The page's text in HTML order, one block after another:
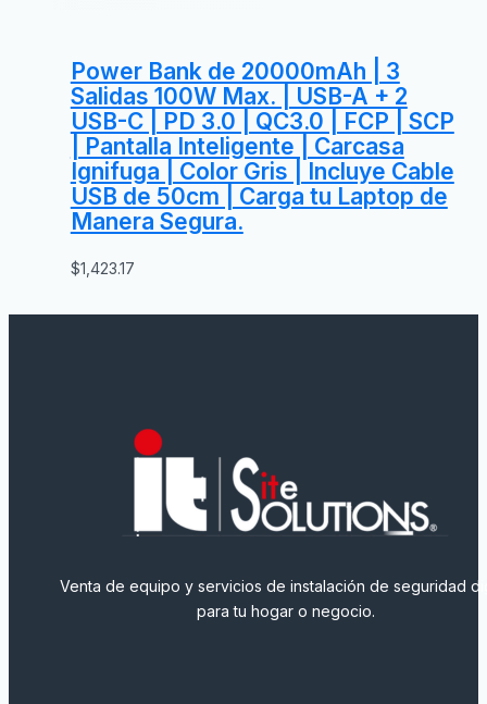
Power Bank de 20000mAh | 3
Salidas 100W Max. | USB-A + 2
USB-C | PD 3.0 | QC3.0 | FCP | SCP
| Pantalla Inteligente | Carcasa
Ignifuga | Color Gris | Incluye Cable
USB de 50cm | Carga tu Laptop de
Manera Segura.
$1,423.17
Venta de equipo y servicios de instalación de seguridad
para tu hogar o negocio.